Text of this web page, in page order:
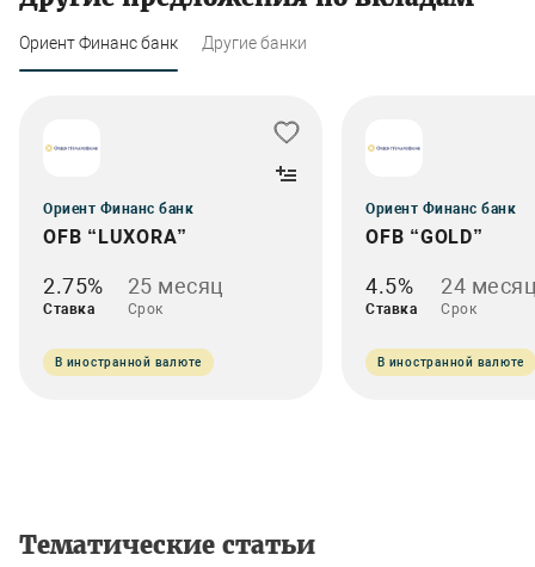
Ориент Финанс банк Другие банки
Ориент Финанс банк
OFB “LUXORA”
2.75%
Ставка
25 месяц
Срок
В иностранной валюте
Ориент Финанс банк
OFB “GOLD”
4.5%
Ставка
24
Срок
В иностранной валюте
Тематические статьи